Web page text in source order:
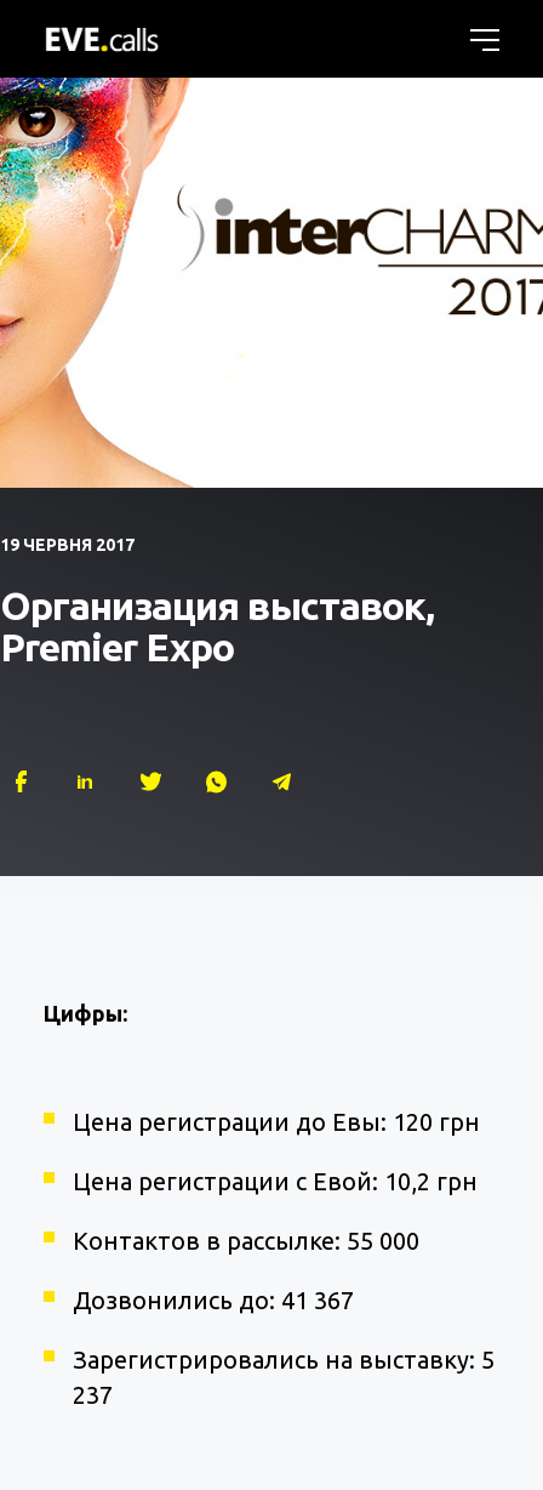
19 ЧЕРВНЯ 2017
Организация выставок,
Premier Expo
Цифры:
Цена регистрации до Евы: 120 грн
Цена регистрации с Евой: 10,2 грн
Контактов в рассылке: 55 000
Дозвонились до: 41 367
Зарегистрировались на выставку: 5
237